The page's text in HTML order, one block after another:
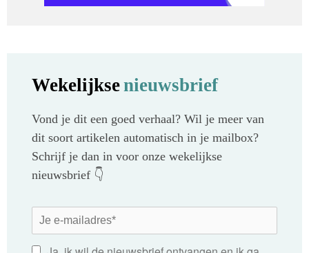
Wekelijksenieuwsbrief
Vond je dit een goed verhaal? Wil je meer van
dit soort artikelen automatisch in je mailbox?
Schrijf je dan in voor onze wekelijkse
nieuwsbrief 👇